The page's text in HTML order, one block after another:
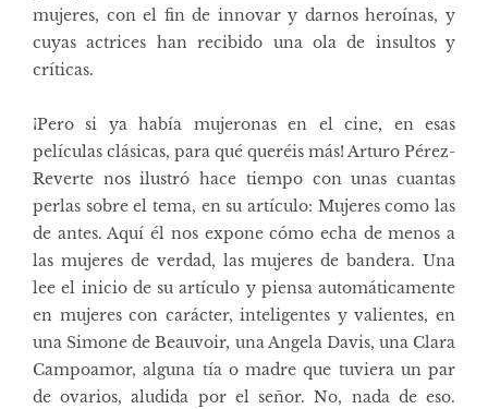
mujeres, con el fin de innovar y darnos heroínas, y
cuyas actrices han recibido una ola de insultos y
críticas.
¡Pero si ya había mujeronas en el cine, en esas
películas clásicas, para qué queréis más! Arturo Pérez-
Reverte nos ilustró hace tiempo con unas cuantas
perlas sobre el tema, en su artículo: Mujeres como las
de antes. Aquí él nos expone cómo echa de menos a
las mujeres de verdad, las mujeres de bandera. Una
lee el inicio de su artículo y piensa automáticamente
en mujeres con carácter, inteligentes y valientes, en
una Simone de Beauvoir, una Angela Davis, una Clara
Campoamor, alguna tía o madre que tuviera un par
de ovarios, aludida por el señor. No, nada de eso.